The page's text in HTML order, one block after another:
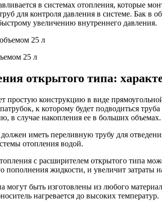
в системах отопления, которые
для контроля давления в системе. Бак в
увеличению внутреннего давления.
25 л
открытого типа:
конструкцию в виде
к которому будет подводиться
в случае накопления ее в больших объемах.
иметь переливную трубу для
отопления водой.
с расширителем открытого типа
пополнения жидкости, и увеличит затраты
быть изготовлены из любого
нагревается до высоких температур.